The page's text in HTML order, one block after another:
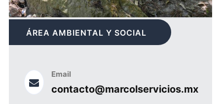
ÁREA AMBIENTAL Y SOCIAL
Email
contacto@marcolservicios.mx